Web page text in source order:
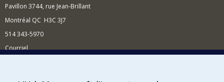
Pavillon 3744, rue Jean-Brillant
Montréal QC H3C 3J7
514 343-5970
Courriel